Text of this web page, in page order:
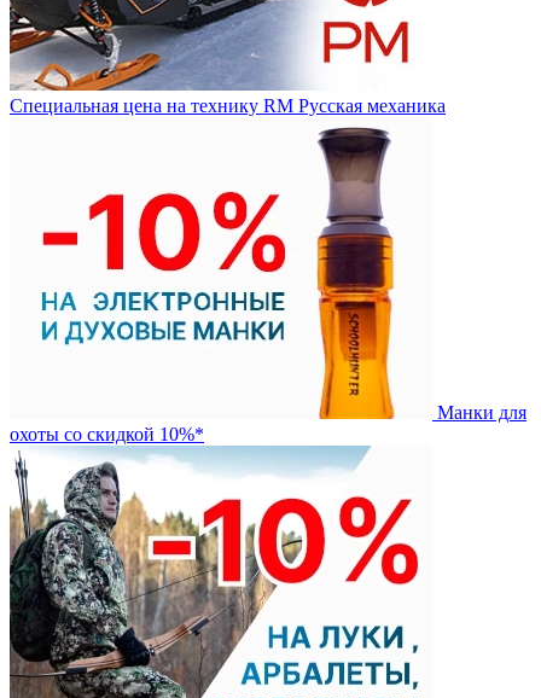
Специальная цена на технику RM Русская механика
Манки для
охоты со скидкой 10%*